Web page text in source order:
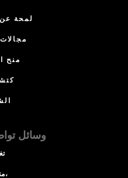
لمحة
منح
وسائل
متابعة،